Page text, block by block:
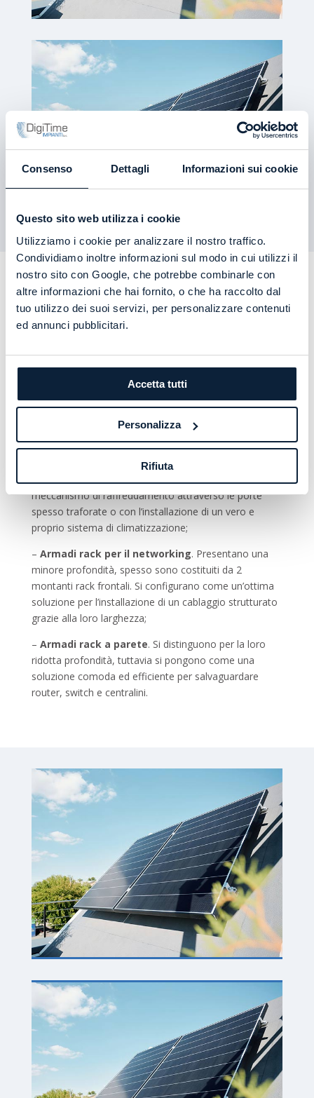
Consenso Dettagli Informazioni sui cookie
Questo sito web utilizza i cookie
Utilizziamo i cookie per analizzare il nostro traffico.
Condividiamo inoltre informazioni sul modo in cui utilizzi il
nostro sito con Google, che potrebbe combinarle con
altre informazioni che hai fornito, o che ha raccolto dal
tuo utilizzo dei suoi servizi, per personalizzare contenuti
ed annunci pubblicitari.
Accetta tutti
Personalizza
Rifiuta
La struttura giusta per i tuoi
dispositivi
Un armadio rack si compone di due o più scaffalature,
a seconda delle necessità e della tipologia dell’armadio
tipologie di armadi rack presenti sul mercato in:
maggiore profondità e per i sistemi antiribaltamento,
che fanno di questa tipologia quella più sicura. Sono
perfetti, inoltre, per ambienti caratterizzati da uno
scambio termico elevato, attivano, infatti, un
meccanismo di raffreddamento attraverso le porte
spesso traforate o con l’installazione di un vero e
proprio sistema di climatizzazione;
– Armadi rack per il networking. Presentano una
minore profondità, spesso sono costituiti da 2
montanti rack frontali. Si configurano come un’ottima
soluzione per l’installazione di un cablaggio strutturato
grazie alla loro larghezza;
– Armadi rack a parete. Si distinguono per la loro
ridotta profondità, tuttavia si pongono come una
soluzione comoda ed efficiente per salvaguardare
router, switch e centralini.